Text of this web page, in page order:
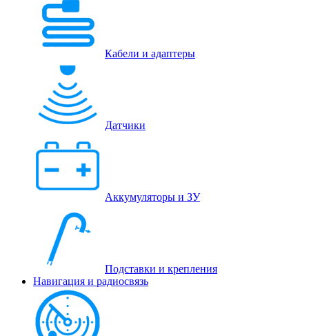
Кабели и адаптеры
Датчики
Аккумуляторы и ЗУ
Подставки и крепления
Навигация и радиосвязь